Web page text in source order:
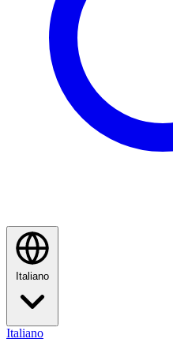
Italiano
Italiano